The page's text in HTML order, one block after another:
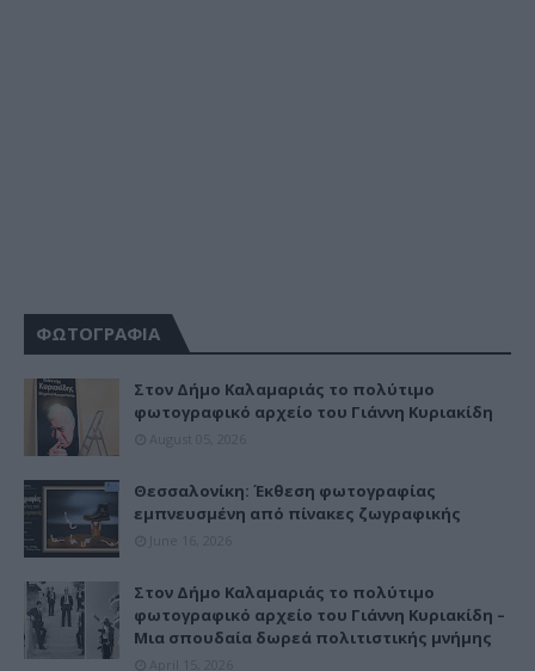
ΦΩΤΟΓΡΑΦΙΑ
Στον Δήμο Καλαμαριάς το πολύτιμο
φωτογραφικό αρχείο του Γιάννη Κυριακίδη
Θεσσαλονίκη: Έκθεση φωτογραφίας
εμπνευσμένη από πίνακες ζωγραφικής
Στον Δήμο Καλαμαριάς το πολύτιμο
φωτογραφικό αρχείο του Γιάννη Κυριακίδη –
Μια σπουδαία δωρεά πολιτιστικής μνήμης